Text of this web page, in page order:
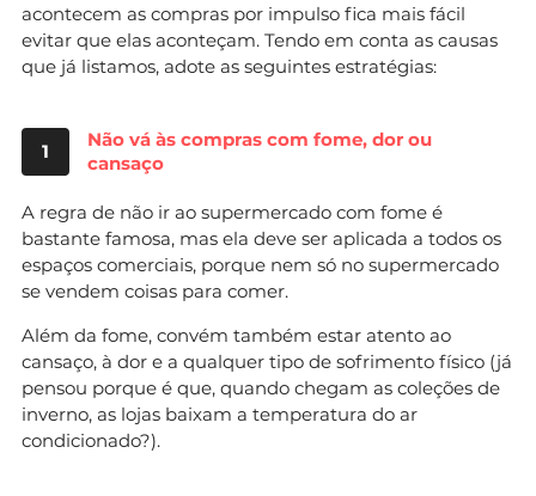
acontecem as compras por impulso fica mais fácil
evitar que elas aconteçam. Tendo em conta as causas
que já listamos, adote as seguintes estratégias:
1
Não vá às compras com fome, dor ou
cansaço
A regra de não ir ao supermercado com fome é
bastante famosa, mas ela deve ser aplicada a todos os
espaços comerciais, porque nem só no supermercado
se vendem coisas para comer.
Além da fome, convém também estar atento ao
cansaço, à dor e a qualquer tipo de sofrimento físico (já
pensou porque é que, quando chegam as coleções de
inverno, as lojas baixam a temperatura do ar
condicionado?).